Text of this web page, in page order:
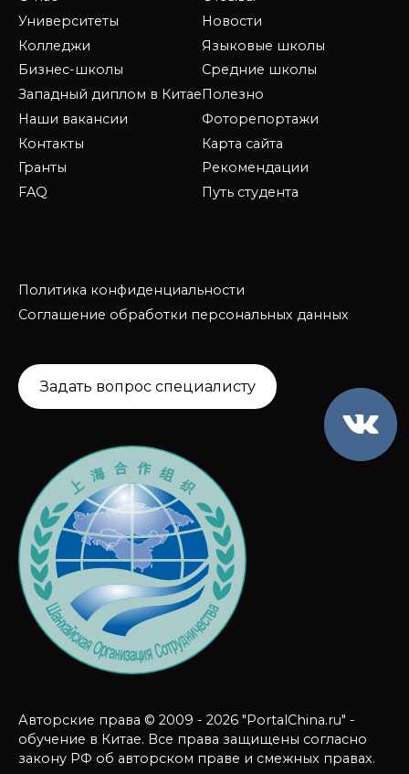
Университеты
Колледжи
Бизнес-школы
Западный диплом в Китае
Наши вакансии
Контакты
Гранты
FAQ
Новости
Языковые школы
Средние школы
Полезно
Фоторепортажи
Карта сайта
Рекомендации
Путь студента
Политика конфиденциальности
Соглашение обработки персональных данных
Задать вопрос специалисту
Авторские права © 2009 - 2026 "PortalChina.ru" -
обучение в Китае. Все права защищены согласно
закону РФ об авторском праве и смежных правах.